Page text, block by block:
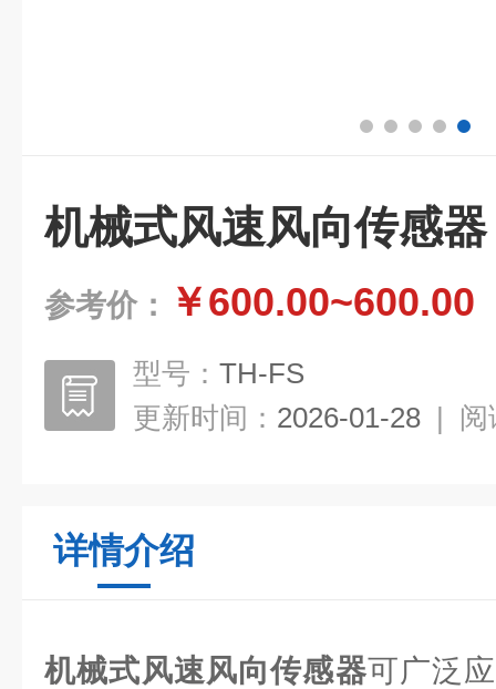
机械式风速风向传感器
参考价： ￥600.00~600.00
型号： TH-FS
更新时间： 2026-01-28 | 阅
详情介绍
机械式风速风向传感器可广泛